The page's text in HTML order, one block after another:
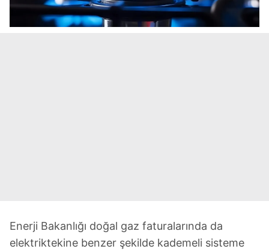
Enerji Bakanlığı doğal gaz faturalarında da
elektriktekine benzer şekilde kademeli sisteme